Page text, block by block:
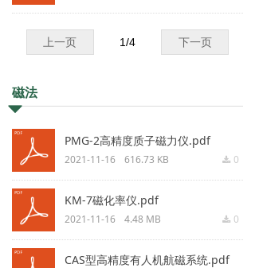
上一页 下一页
1/4
磁法
뀓
PMG-2高精度质子磁力仪.pdf
끂 0
2021-11-16 616.73 KB
KM-7磁化率仪.pdf
끂 0
2021-11-16 4.48 MB
CAS型高精度有人机航磁系统.pdf